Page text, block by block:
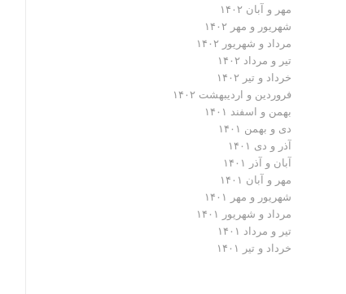
مهر و آبان ۱۴۰۲
شهریور و مهر ۱۴۰۲
مرداد و شهریور ۱۴۰۲
تیر و مرداد ۱۴۰۲
خرداد و تیر ۱۴۰۲
فروردین و اردیبهشت ۱۴۰۲
بهمن و اسفند ۱۴۰۱
دی و بهمن ۱۴۰۱
آذر و دی ۱۴۰۱
آبان و آذر ۱۴۰۱
مهر و آبان ۱۴۰۱
شهریور و مهر ۱۴۰۱
مرداد و شهریور ۱۴۰۱
تیر و مرداد ۱۴۰۱
خرداد و تیر ۱۴۰۱